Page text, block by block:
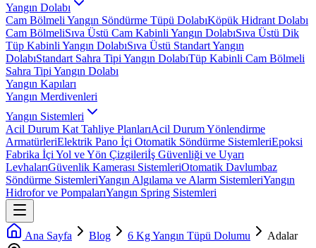
Yangın Dolabı
Cam Bölmeli Yangın Söndürme Tüpü DolabıKöpük Hidrant Dolabı
Cam BölmeliSıva Üstü Cam Kabinli Yangın DolabıSıva Üstü Dik
Tüp Kabinli Yangın DolabıSıva Üstü Standart Yangın
DolabıStandart Sahra Tipi Yangın DolabıTüp Kabinli Cam Bölmeli
Sahra Tipi Yangın Dolabı
Yangın Kapıları
Yangın Merdivenleri
Yangın Sistemleri
Acil Durum Kat Tahliye PlanlarıAcil Durum Yönlendirme
ArmatürleriElektrik Pano İçi Otomatik Söndürme SistemleriEpoksi
Fabrika İçi Yol ve Yön Çizgileriİş Güvenliği ve Uyarı
LevhalarıGüvenlik Kamerası SistemleriOtomatik Davlumbaz
Söndürme SistemleriYangın Algılama ve Alarm SistemleriYangın
Hidrofor ve PompalarıYangın Spring Sistemleri
Ana Sayfa Blog 6 Kg Yangın Tüpü Dolumu
Adalar